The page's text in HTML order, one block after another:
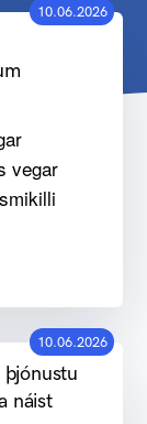
10.06.2026
vegar
10.06.2026
náist